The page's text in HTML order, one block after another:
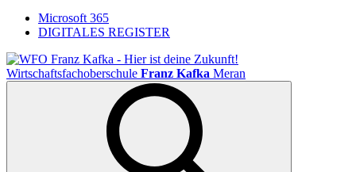
Microsoft 365
DIGITALES REGISTER
Wirtschaftsfachoberschule Franz Kafka Meran